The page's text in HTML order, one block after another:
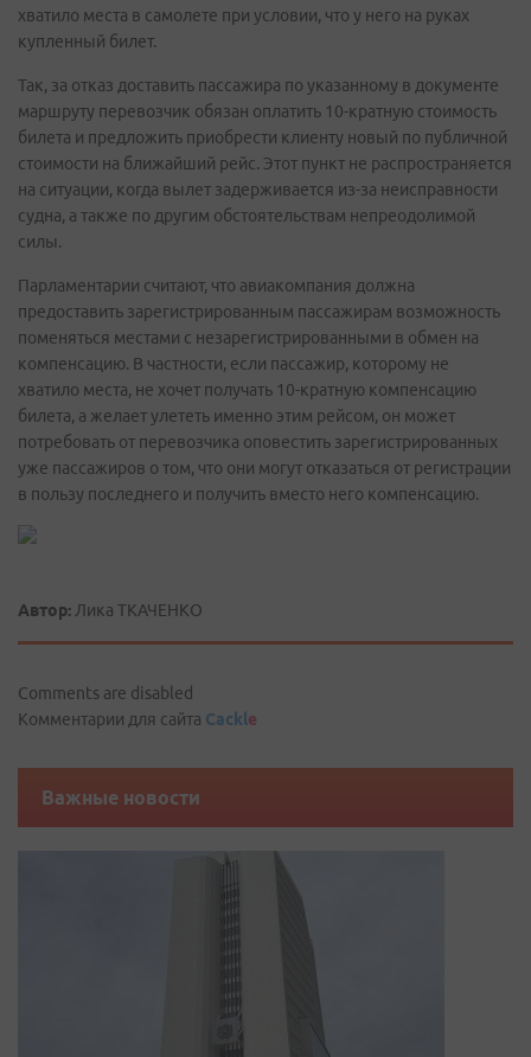
хватило места в самолете при условии, что у него на руках
купленный билет.
Так, за отказ доставить пассажира по указанному в документе
маршруту перевозчик обязан оплатить 10-кратную стоимость
билета и предложить приобрести клиенту новый по публичной
стоимости на ближайший рейс. Этот пункт не распространяется
на ситуации, когда вылет задерживается из-за неисправности
судна, а также по другим обстоятельствам непреодолимой
силы.
Парламентарии считают, что авиакомпания должна
предоставить зарегистрированным пассажирам возможность
поменяться местами с незарегистрированными в обмен на
компенсацию. В частности, если пассажир, которому не
хватило места, не хочет получать 10-кратную компенсацию
билета, а желает улететь именно этим рейсом, он может
потребовать от перевозчика оповестить зарегистрированных
уже пассажиров о том, что они могут отказаться от регистрации
в пользу последнего и получить вместо него компенсацию.
Автор: Лика ТКАЧЕНКО
Comments are disabled
Комментарии для сайта Cackle
Важные новости